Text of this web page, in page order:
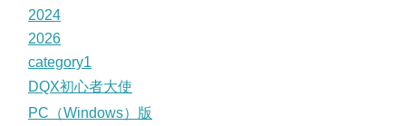
2024
2026
category1
DQX初心者大使
PC（Windows）版